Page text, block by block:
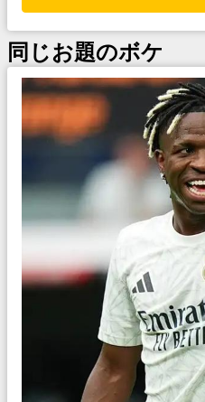
同じお題のボケ